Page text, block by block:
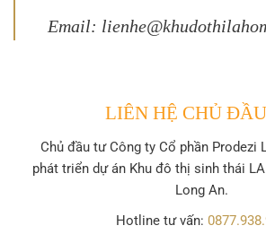
Email:
LIÊN HỆ CHỦ
Chủ đầu tưCông ty Cổ phần Prodezi
phát triển dự án Khu đô thị sinh thái
Long An.
Hotline tư vấn: